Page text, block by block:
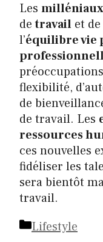
Les milléniaux
detravail et de
l’équilibre vie
flexibilité,
de
de travail. Les
ressources
ces nouvelles
fidéliser les
sera bientôt
travail.
Catégories
Lifestyle